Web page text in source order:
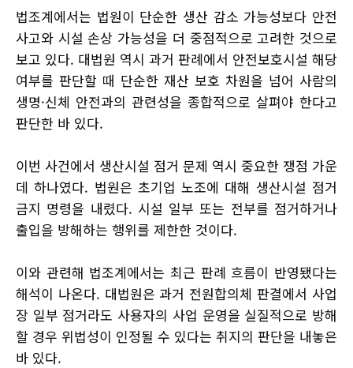
법조계에서는 법원이 단순한 생산 감소 가능성보다 안전
사고와 시설 손상 가능성을 더 중점적으로 고려한 것으로
보고 있다. 대법원 역시 과거 판례에서 안전보호시설 해당
여부를 판단할 때 단순한 재산 보호 차원을 넘어 사람의
생명·신체 안전과의 관련성을 종합적으로 살펴야 한다고
판단한 바 있다.
이번 사건에서 생산시설 점거 문제 역시 중요한 쟁점 가운
데 하나였다. 법원은 초기업 노조에 대해 생산시설 점거
금지 명령을 내렸다. 시설 일부 또는 전부를 점거하거나
출입을 방해하는 행위를 제한한 것이다.
이와 관련해 법조계에서는 최근 판례 흐름이 반영됐다는
해석이 나온다. 대법원은 과거 전원합의체 판결에서 사업
장 일부 점거라도 사용자의 사업 운영을 실질적으로 방해
할 경우 위법성이 인정될 수 있다는 취지의 판단을 내놓은
바 있다.